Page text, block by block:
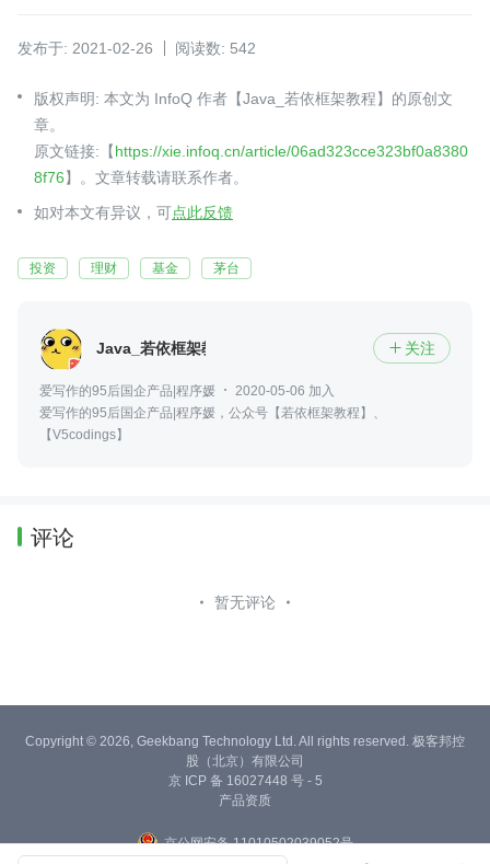
发布于: 2021-02-26 阅读数: 542
版权声明: 本文为 InfoQ 作者【Java_若依框架教程】的原创文
章。
原文链接:【https://xie.infoq.cn/article/06ad323cce323bf0a8380
8f76】。文章转载请联系作者。
如对本文有异议，可点此反馈
投资 理财 基金 茅台
Java_若依框架教程  关注
爱写作的95后国企产品|程序媛
2020-05-06 加入
爱写作的95后国企产品|程序媛，公众号【若依框架教程】、
【V5codings】
评论
暂无评论
Copyright © 2026, Geekbang Technology Ltd. All rights reserved. 极客邦控
股（北京）有限公司
京 ICP 备 16027448 号 - 5
产品资质
京公网安备 11010502039052号